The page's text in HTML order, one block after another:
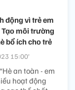
động vì trẻ em
môi trường
bổ ích cho trẻ
15:00’
an toàn - em
hoạt động